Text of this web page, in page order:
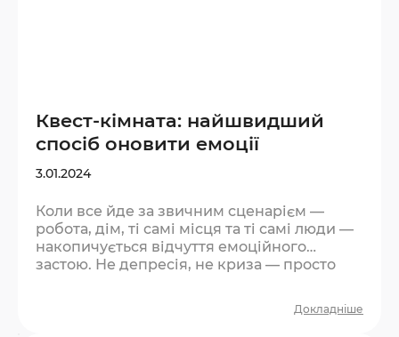
Квест-кімната: найшвидший
спосіб оновити емоції
3.01.2024
Коли все йде за звичним сценарієм —
робота, дім, ті самі місця та ті самі люди —
накопичується відчуття емоційного
застою. Не депресія, не криза — просто
способів її розігнати. Що відбувається під
час квесту? За годину ви проживаєте цілу
Докладніше